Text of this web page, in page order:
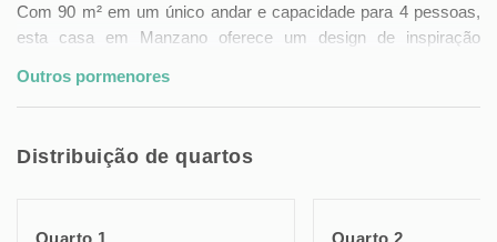
Com 90 m² em um único andar e capacidade para 4 pessoas,
esta casa em Manzano oferece um design de inspiração
entrar, você será recebido por um ambiente luminoso e
integrado que combina sala de estar, sala de jantar e cozinha,
uma mesa de trabalho, perfeita para quem deseja trabalhar
Outros pormenores
Distribuição de quartos
Quarto 1
Quarto 2